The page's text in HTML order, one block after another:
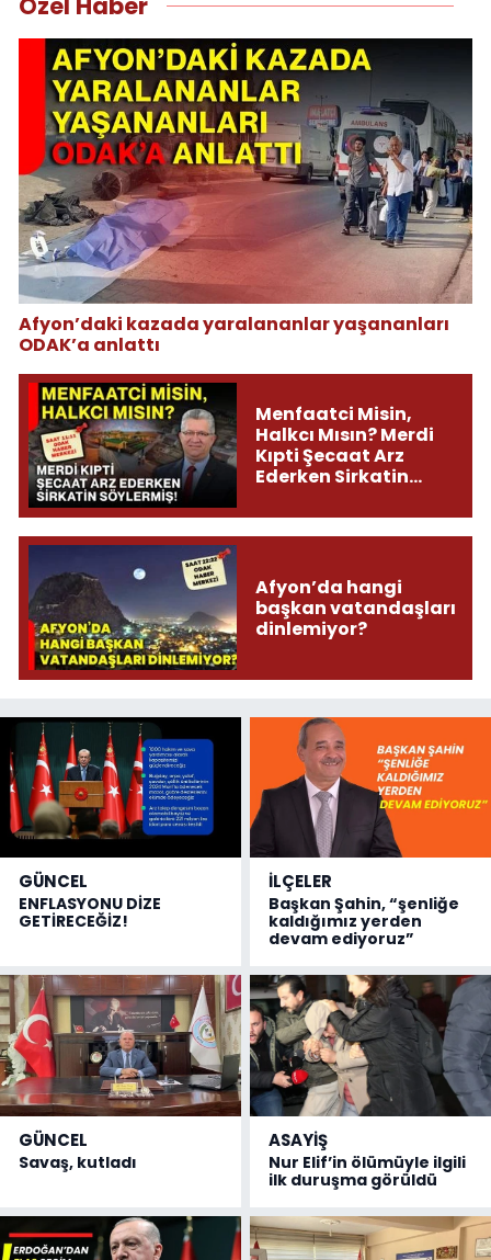
Afyon’daki kazada yaralananlar yaşananları
ODAK’a anlattı
Menfaatci Misin,
Halkcı Mısın? Merdi
Kıpti Şecaat Arz
Ederken Sirkatin
Afyon’da hangi
başkan vatandaşları
dinlemiyor?
GÜNCEL
ENFLASYONU DİZE
GETİRECEĞİZ!
İLÇELER
Başkan Şahin, “şenliğe
kaldığımız yerden
devam ediyoruz”
GÜNCEL
Savaş, kutladı
ASAYİŞ
Nur Elif’in ölümüyle ilgili
ilk duruşma görüldü